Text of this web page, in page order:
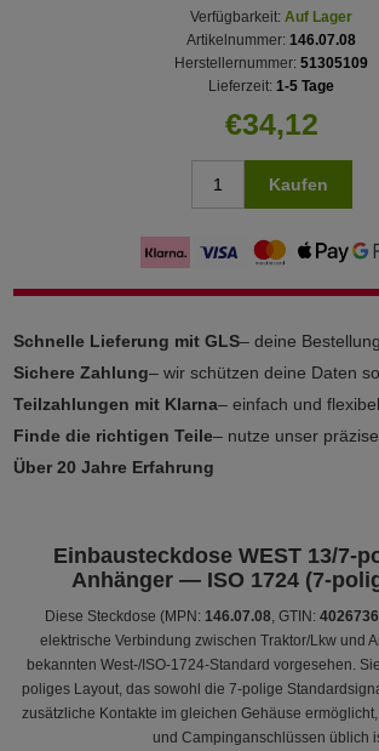
Verfügbarkeit: Auf Lager
Artikelnummer: 146.07.08
Herstellernummer: 51305109
Lieferzeit: 1-5 Tage
€34,12
Kaufen
Schnelle Lieferung mit GLS– deine
Sichere Zahlung– wir schützen deine Daten
Teilzahlungen mit Klarna– einfach und flexibel
Finde die richtigen Teile– nutze unser
Über 20 Jahre Erfahrung
Einbausteckdose WEST 13/7-
Anhänger — ISO 1724 (7-
Diese Steckdose (MPN: 146.07.08 , GTIN:
elektrische Verbindung zwischen Traktor/Lkw und
bekannten West-/ISO-1724-Standard vorgesehen.
poliges Layout, das sowohl die 7-polige
zusätzliche Kontakte im gleichen Gehäuse
und Campinganschlüssen üblich